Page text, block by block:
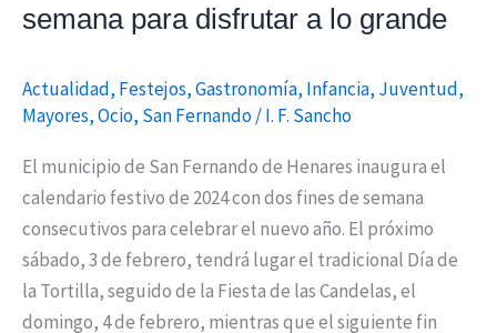
semana para disfrutar a lo grande
Actualidad, Festejos,Gastronomía, Infancia, Juventud,
Mayores,Ocio, San Fernando/I. F. Sancho
El municipio de San Fernando de Henares inaugura el
calendario festivo de 2024 con dos fines de semana
consecutivos para celebrar el nuevo año. El próximo
sábado, 3 de febrero, tendrá lugar el tradicional Día de
la Tortilla, seguido de la Fiesta de las Candelas, el
domingo, 4 de febrero, mientras que el siguiente fin
fines
semana
para
a
lo
grande